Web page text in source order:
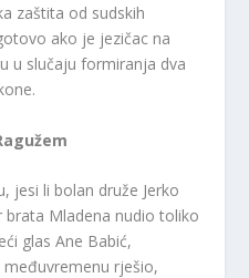
zaštita od sudskih
ako je jezičac na
u slučaju formiranja dva
jesi li bolan druže Jerko
brata Mladena nudio toliko
glas Ane Babić,
rješio,